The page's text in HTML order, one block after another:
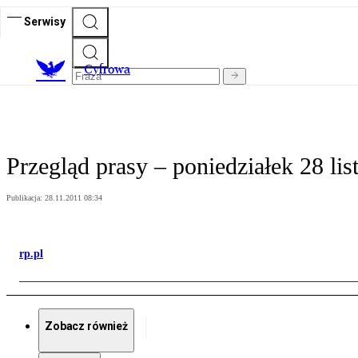
Serwisy
Cyfrowa
Przegląd prasy – poniedziałek 28
Publikacja: 28.11.2011 08:34
rp.pl
Zobacz również